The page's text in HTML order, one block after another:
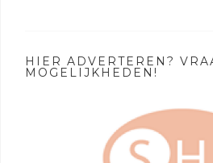
HIER ADVERTEREN?
MOGELIJKHEDEN!